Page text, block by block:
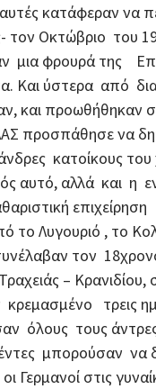
αυτές κατάφεραν
τον Οκτώβριο του
μια φρουρά της
Και ύστερα από
και προωθήθηκαν
προσπάθησε να
κατοίκους του
αυτό, αλλά και η
το Λυγουριό , το
τον
–
τρεις
όλους τους
μπορούσαν να
Γερμανοί στις